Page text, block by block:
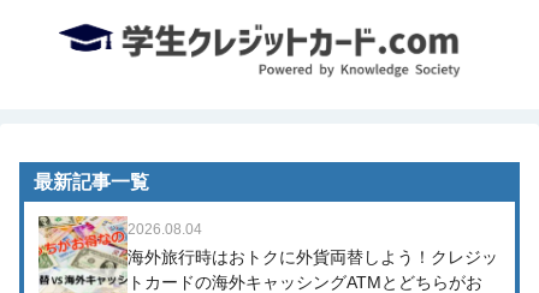
最新記事一覧
2026.08.04
海外旅行時はおトクに外貨両替しよう！クレジッ
トカードの海外キャッシングATMとどちらがお